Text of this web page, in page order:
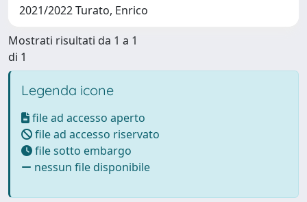
2021/2022 Turato, Enrico
Mostrati risultati da 1 a 1
di 1
Legenda icone
file ad accesso aperto
file ad accesso riservato
file sotto embargo
nessun file disponibile